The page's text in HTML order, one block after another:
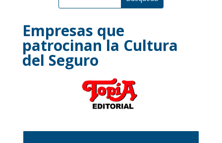
Empresas que
patrocinan la Cultura
del Seguro